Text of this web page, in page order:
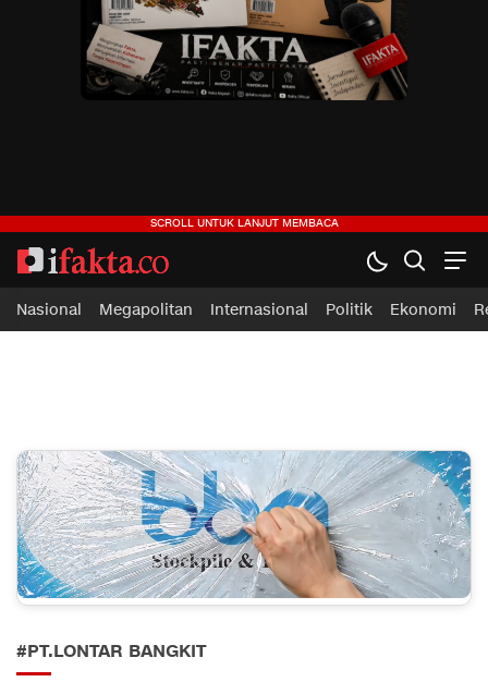
ifakta.co
#pastibenar
Nasional Megapolitan Internasional Politik Ekonomi
#PT.LONTAR BANGKIT